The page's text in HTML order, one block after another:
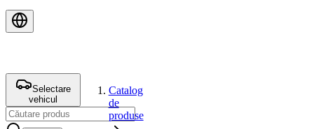
Selectare
vehicul
Catalog
de
produse